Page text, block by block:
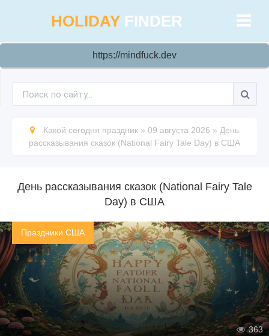
HOLIDAY FINDER
https://mindfuck.dev
Какой сегодня праздник » 09 августа 2026 » День
рассказывания сказок (National Fairy Tale Day) в США
День рассказывания сказок (National Fairy Tale
Day) в США
Праздники США
363